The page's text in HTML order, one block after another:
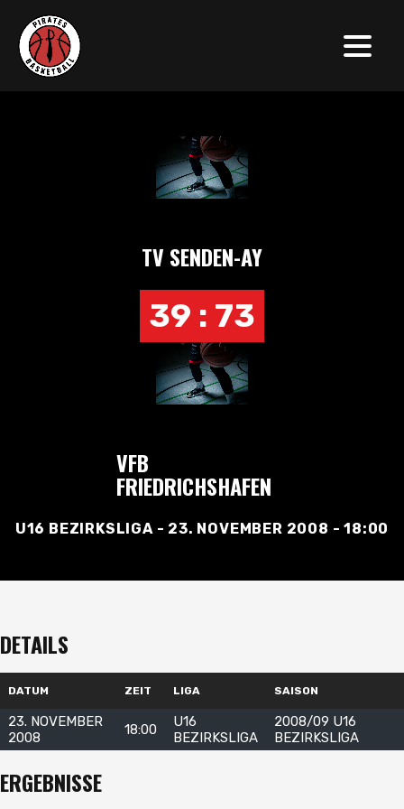
TV SENDEN-AY
39 : 73
VFB
FRIEDRICHSHAFEN
U16 BEZIRKSLIGA - 23. NOVEMBER 2008 - 18:00
DETAILS
DATUM ZEIT LIGA SAISON
23. NOVEMBER
2008
18:00
U16
BEZIRKSLIGA
2008/09 U16
BEZIRKSLIGA
ERGEBNISSE